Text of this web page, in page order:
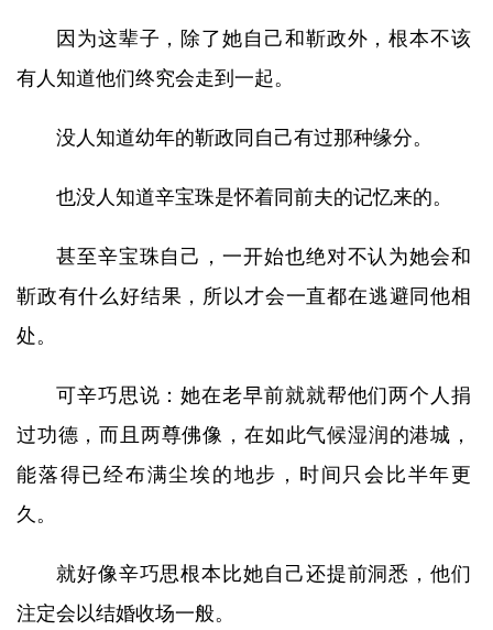
因为这辈子，除了她自己和靳政外，根本不该
有人知道他们终究会走到一起。
没人知道幼年的靳政同自己有过那种缘分。
也没人知道辛宝珠是怀着同前夫的记忆来的。
甚至辛宝珠自己，一开始也绝对不认为她会和
靳政有什么好结果，所以才会一直都在逃避同他相
处。
可辛巧思说：她在老早前就就帮他们两个人捐
过功德，而且两尊佛像，在如此气候湿润的港城，
能落得已经布满尘埃的地步，时间只会比半年更
久。
就好像辛巧思根本比她自己还提前洞悉，他们
注定会以结婚收场一般。